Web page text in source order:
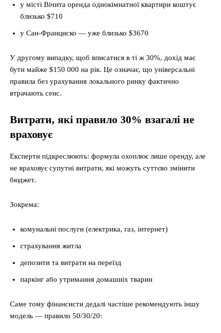
у місті Вічита оренда однокімнатної квартири коштує
близько $710
у Сан-Франциско — уже близько $3670
У другому випадку, щоб вписатися в ті ж 30%, дохід має
бути майже $150 000 на рік. Це означає, що універсальні
правила без урахування локального ринку фактично
втрачають сенс.
Витрати, які правило 30% взагалі не
враховує
Експерти підкреслюють: формула охоплює лише оренду, але
не враховує супутні витрати, які можуть суттєво змінити
бюджет.
Зокрема:
комунальні послуги (електрика, газ, інтернет)
страхування житла
депозити та витрати на переїзд
паркінг або утримання домашніх тварин
Саме тому фінансисти дедалі частіше рекомендують іншу
модель — правило 50/30/20: